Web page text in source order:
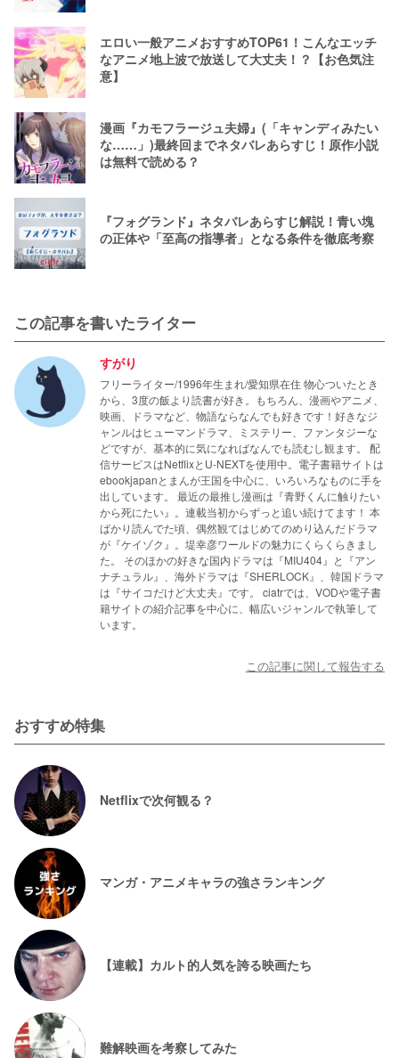
エロい一般アニメおすすめTOP61！こんなエッチ
なアニメ地上波で放送して大丈夫！？【お色気注
意】
漫画『カモフラージュ夫婦』(「キャンディみたい
な……」)最終回までネタバレあらすじ！原作小説
は無料で読める？
『フォグランド』ネタバレあらすじ解説！青い塊
の正体や「至高の指導者」となる条件を徹底考察
この記事を書いたライター
すがり
フリーライター/1996年生まれ/愛知県在住 物心ついたとき
から、3度の飯より読書が好き。もちろん、漫画やアニメ、
映画、ドラマなど、物語ならなんでも好きです！好きなジ
ャンルはヒューマンドラマ、ミステリー、ファンタジーな
どですが、基本的に気になればなんでも読むし観ます。 配
信サービスはNetflixとU-NEXTを使用中。電子書籍サイトは
ebookjapanとまんが王国を中心に、いろいろなものに手を
出しています。 最近の最推し漫画は『青野くんに触りたい
から死にたい』。連載当初からずっと追い続けてます！ 本
ばかり読んでた頃、偶然観てはじめてのめり込んだドラマ
が『ケイゾク』。堤幸彦ワールドの魅力にくらくらきまし
た。 そのほかの好きな国内ドラマは『MIU404』と『アン
ナチュラル』、海外ドラマは『SHERLOCK』、韓国ドラマ
は『サイコだけど大丈夫』です。 ciatrでは、VODや電子書
籍サイトの紹介記事を中心に、幅広いジャンルで執筆して
います。
この記事に関して報告する
おすすめ特集
Netflixで次何観る？
マンガ・アニメキャラの強さランキング
【連載】カルト的人気を誇る映画たち
難解映画を考察してみた